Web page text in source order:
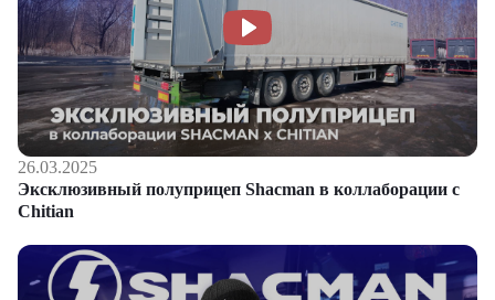
26.03.2025
Эксклюзивный полуприцеп Shacman в коллаборации с
Chitian